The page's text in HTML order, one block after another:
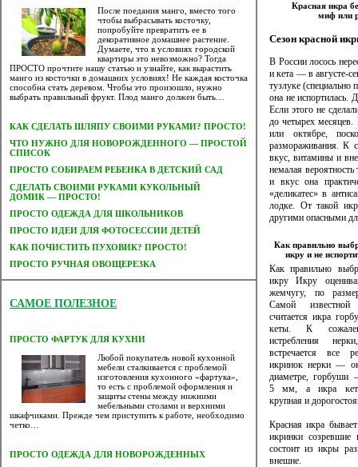
После поедания манго, вместо того
чтобы выбрасывать косточку,
попробуйте превратить ее в
декоративное домашнее растение.
Думаете, что в условиях городской
квартиры это невозможно? Тогда
ПРОСТО прочтите нашу статью и узнайте, как вырастить
манго из косточки в домашних условиях! Не каждая косточка
способна стать деревом. Чтобы это произошло, нужно
выбрать правильный фрукт. Плод манго должен быть…
КАК СДЕЛАТЬ ШЛЯПУ СВОИМИ РУКАМИ? ПРОСТО!
ЧТО НУЖНО ДЛЯ НОВОРОЖДЕННОГО — ПРОСТОЙ
СПИСОК
ПРОСТО СОБИРАЕМ РЕБЕНКА В ДЕТСКИЙ САД
CДЕЛАТЬ СВОИМИ РУКАМИ КУКОЛЬНЫЙ
ДОМИК — ПРОСТО!
ПРОСТО ОДЕЖДА ДЛЯ ШКОЛЬНИКОВ
ПРОСТО ИДЕИ ДЛЯ ФОТОСЕССИИ ДЕТЕЙ
КАК ПОЧИСТИТЬ ПУХОВИК? ПРОСТО!
ПРОСТО РУЧНАЯ ОВОЩЕРЕЗКА
САМОЕ ПОЛЕЗНОЕ
ПРОСТО ФАРТУК ДЛЯ КУХНИ
Любой покупатель новой кухонной
мебели сталкивается с проблемой
изготовления кухонного «фартука»,
то есть с проблемой оформления и
защиты стены между нижними
мебельными столами и верхними
шкафчиками. Прежде чем приступить к работе, необходимо
четко…
ПРОСТО ОДЕЖДА ДЛЯ НОВОРОЖДЕННЫХ
Красная икра
миф или
Сезон красной
В России лосось
и кета — в августе-
тузлуке (специально
она не испортилась.
Если этого не
до четырех месяцев.
или октябре,
размораживания. К
вкус, витамины и
немалая
и вкус она
«деликатес» в
лодке. От такой
другими опасными
Как правильно
икру и не
Как правильно
икру Икру
жемчугу, по
Самой
считается икра
кеты. К
истребления
встречается все
икринок нерки —
диаметре, горбуши
5 мм, а икра
крупная и
Красная икра
икринки
состоит из икры
внешне.